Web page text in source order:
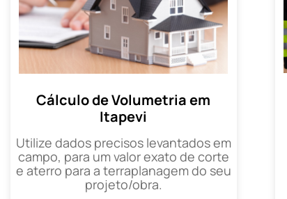
Cálculo de Volumetria em
Itapevi
Utilize dados precisos levantados em
campo, para um valor exato de corte
e aterro para a terraplanagem do seu
projeto/obra.